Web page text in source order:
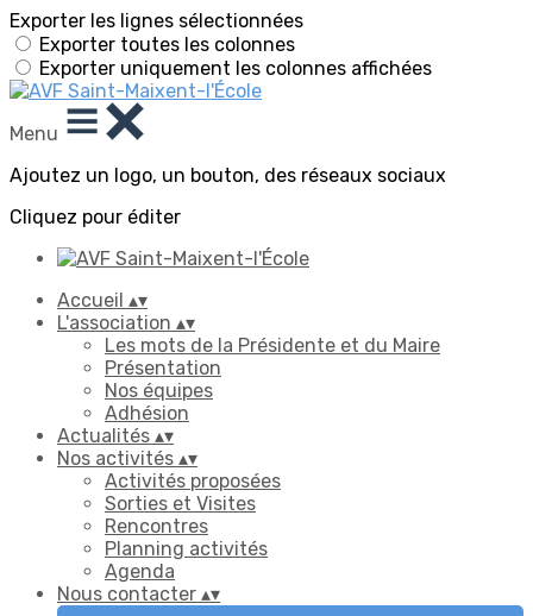
Exporter les lignes sélectionnées
Exporter toutes les colonnes
Exporter uniquement les colonnes affichées
Menu
Ajoutez un logo, un bouton, des réseaux sociaux
Cliquez pour éditer
Accueil ▴▾
L'association ▴▾
Les mots de la Présidente et du Maire
Présentation
Nos équipes
Adhésion
Actualités ▴▾
Nos activités ▴▾
Activités proposées
Sorties et Visites
Rencontres
Planning activités
Agenda
Nous contacter ▴▾